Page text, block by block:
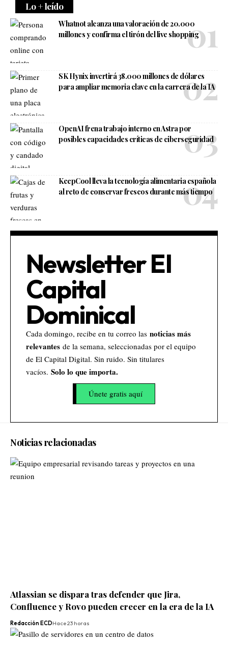
Lo + leído
Whatnot alcanza una valoración de 20.000
millones y confirma el tirón del live shopping
SK Hynix invertirá 38.000 millones de dólares
para ampliar memoria clave en la carrera de la IA
OpenAI frena trabajo interno en Astra por
posibles capacidades críticas de ciberseguridad
KeepCool lleva la tecnología alimentaria española
al reto de conservar frescos durante más tiempo
Newsletter El
Capital
Dominical
Cada domingo, recibe en tu correo las noticias más
relevantes de la semana, seleccionadas por el equipo
de El Capital Digital. Sin ruido. Sin titulares
vacíos. Solo lo que importa.
Únete gratis aquí
Noticias relacionadas
Atlassian se dispara tras defender que Jira,
Confluence y Rovo pueden crecer en la era de la IA
Redacción ECDHace 23 horas